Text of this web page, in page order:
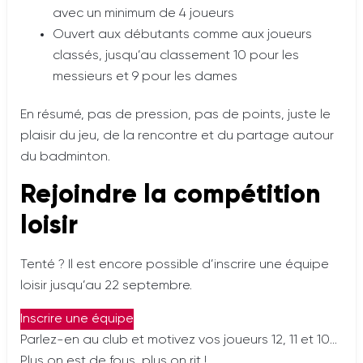
avec un minimum de 4 joueurs
Ouvert aux débutants comme aux joueurs
classés, jusqu’au classement 10 pour les
messieurs et 9 pour les dames
En résumé, pas de pression, pas de points, juste le
plaisir du jeu, de la rencontre et du partage autour
du badminton.
Rejoindre la compétition
loisir
Tenté ? Il est encore possible d’inscrire une équipe
loisir jusqu’au 22 septembre.
Inscrire une équipe
Parlez-en au club et motivez vos joueurs 12, 11 et 10…